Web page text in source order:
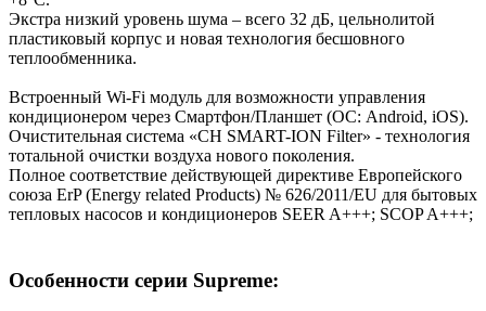
Экстра низкий уровень шума – всего 32 дБ, цельнолитой
пластиковый корпус и новая технология бесшовного
теплообменника.
Встроенный Wi-Fi модуль для возможности управления
кондиционером через Смартфон/Планшет (ОС: Android, iOS).
Очистительная система «CH SMART-ION Filter» - технология
тотальной очистки воздуха нового поколения.
Полное соответствие действующей директиве Европейского
союза ErP (Energy related Products) № 626/2011/EU для бытовых
тепловых насосов и кондиционеров SEER A+++; SCOP A+++;
Особенности серии Supreme: